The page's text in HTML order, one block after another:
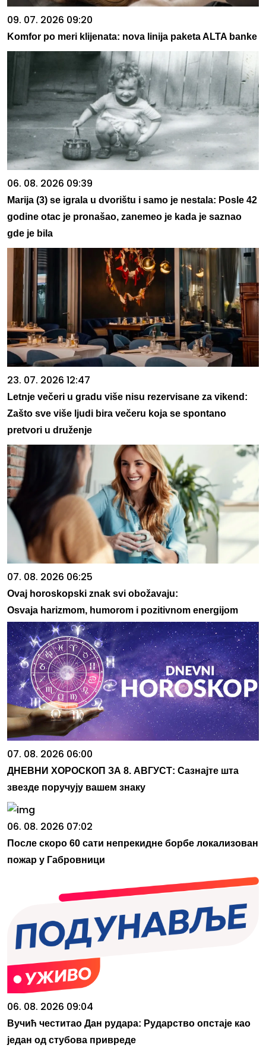
09. 07. 2026 09:20
Komfor po meri klijenata: nova linija paketa ALTA banke
06. 08. 2026 09:39
Marija (3) se igrala u dvorištu i samo je nestala: Posle 42
godine otac je pronašao, zanemeo je kada je saznao
gde je bila
23. 07. 2026 12:47
Letnje večeri u gradu više nisu rezervisane za vikend:
Zašto sve više ljudi bira večeru koja se spontano
pretvori u druženje
07. 08. 2026 06:25
Ovaj horoskopski znak svi obožavaju:
Osvaja harizmom, humorom i pozitivnom energijom
07. 08. 2026 06:00
ДНЕВНИ ХОРОСКОП ЗА 8. АВГУСТ: Сазнајте шта
звезде поручују вашем знаку
06. 08. 2026 07:02
После скоро 60 сати непрекидне борбе локализован
пожар у Габровници
06. 08. 2026 09:04
Вучић честитао Дан рудара: Рударство опстаје као
један од стубова привреде